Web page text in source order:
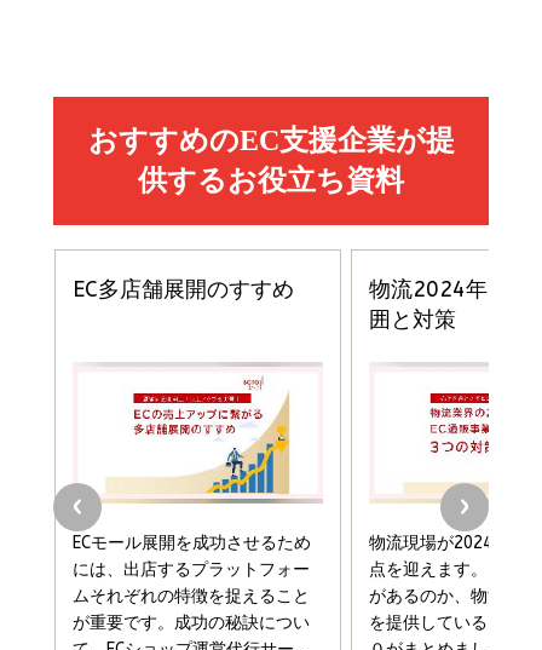
副業
￥1,870
小さな会社は戦略が9割
ドリルを売るには穴を売れ
Brand Shift(ブランド・シフト): 「信頼」で選ばれ
る時代の成長戦略
￥2,420
マーケティングの真実 P&G・グリコで学んだ失敗
と成長の法則
￥2,200
Amazonランキングをもっと見る
カラダ2026／宮舘涼太]
￥880
anan(アンアン)2026/06/24号 No.2500増刊
スペシャルエディション[王道エンタメの矜持／
BTS]
￥1,100
anan(アンアン)2026/07/08号 No.2502[2026
年後半、あなたの恋と運命／山田涼介]
￥880
ママ投資家が育休中に１億貯めた株式投資
￥1,870
組織の成果を最大化する ルールのデザイン
￥1,980
Amazonランキングをもっと見る
イシューからはじめよ［改訂版］――知的生産の「シンプ
ルな本質」
￥2,200
経営メモ 16年の起業家人生で得た知見
影響力の武器［新版］：人を動かす七つの原理
￥3,190
フィードバック経営 「沈黙の組織」から「高め合う
組織」へ
Amazonランキングをもっと見る